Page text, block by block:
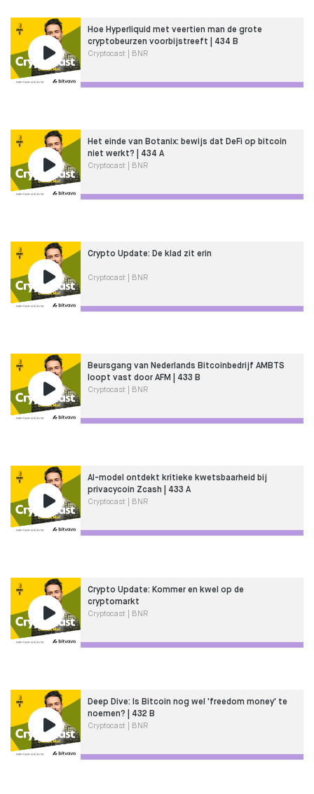
Hoe Hyperliquid met veertien man de grote
cryptobeurzen voorbijstreeft | 434 B
Cryptocast | BNR
Het einde van Botanix: bewijs dat DeFi op bitcoin
niet werkt? | 434 A
Cryptocast | BNR
Crypto Update: De klad zit erin
Cryptocast | BNR
Beursgang van Nederlands Bitcoinbedrijf AMBTS
loopt vast door AFM | 433 B
Cryptocast | BNR
AI-model ontdekt kritieke kwetsbaarheid bij
privacycoin Zcash | 433 A
Cryptocast | BNR
Crypto Update: Kommer en kwel op de
cryptomarkt
Cryptocast | BNR
Deep Dive: Is Bitcoin nog wel 'freedom money' te
noemen? | 432 B
Cryptocast | BNR